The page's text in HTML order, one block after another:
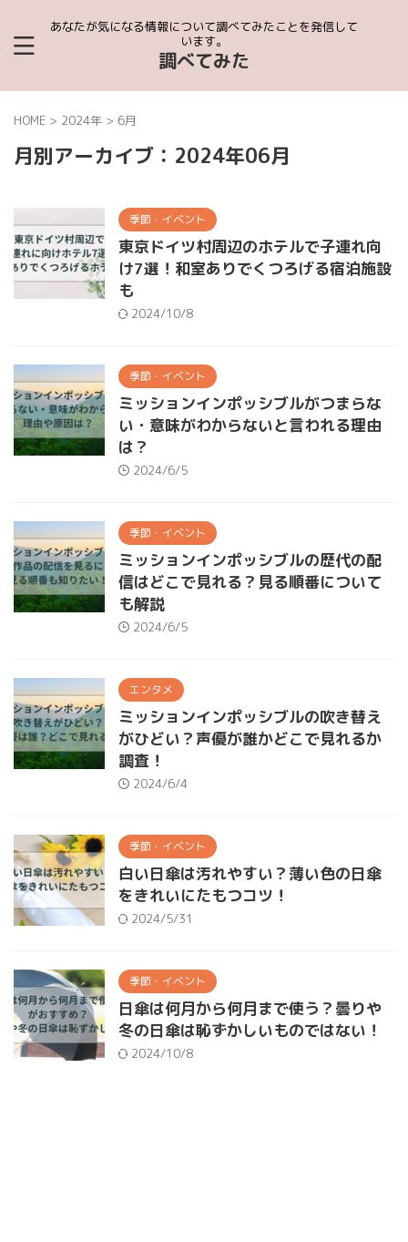
あなたが気になる情報について調べてみたことを発信して
います。
調べてみた
HOME > 2024年 > 6月
月別アーカイブ：2024年06月
季節・イベント
東京ドイツ村周辺のホテルで子連れ向
け7選！和室ありでくつろげる宿泊施設
も
2024/10/8
季節・イベント
ミッションインポッシブルがつまらな
い・意味がわからないと言われる理由
は？
2024/6/5
季節・イベント
ミッションインポッシブルの歴代の配
信はどこで見れる？見る順番について
も解説
2024/6/5
エンタメ
ミッションインポッシブルの吹き替え
がひどい？声優が誰かどこで見れるか
調査！
2024/6/4
季節・イベント
白い日傘は汚れやすい？薄い色の日傘
をきれいにたもつコツ！
2024/5/31
季節・イベント
日傘は何月から何月まで使う？曇りや
冬の日傘は恥ずかしいものではない！
2024/10/8